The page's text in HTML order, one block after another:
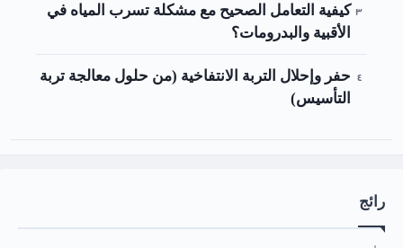
كيفية التعامل الصحيح مع مشكلة تسرب المياه في
الأقبية والبدرومات؟
حفر وإحلال التربة الانتفاخية (من حلول معالجة تربة
التأسيس)
رائج